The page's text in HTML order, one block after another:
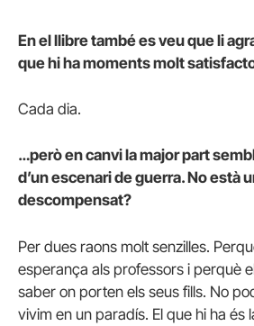
En el llibre també es veu que li
que hi ha moments molt
Cada dia.
…però en canvi la major part
d’un escenari de guerra. No està
descompensat?
Per dues raons molt senzilles.
esperança als professors i perquè
saber on porten els seus fills. No
vivim en un paradís. El que hi ha és